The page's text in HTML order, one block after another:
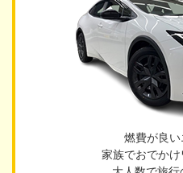
燃費が良い
家族でおでかけ